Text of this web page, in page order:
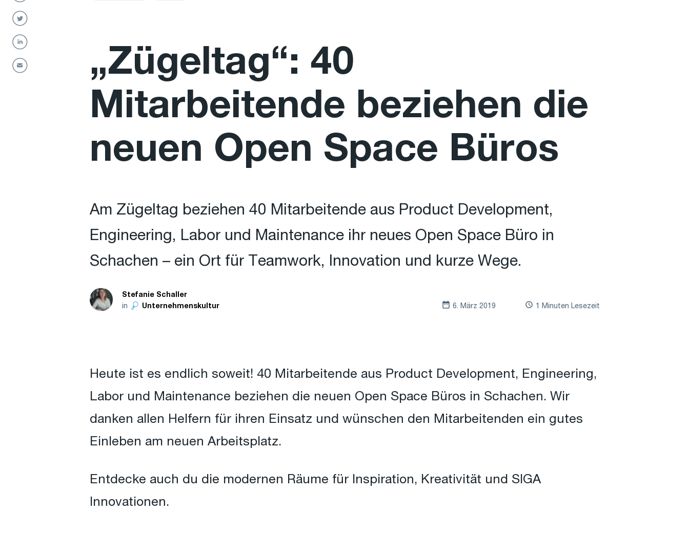
„Zügeltag“: 40
Mitarbeitende beziehen die
neuen Open Space Büros
Am Zügeltag beziehen 40 Mitarbeitende aus Product Development,
Engineering, Labor und Maintenance ihr neues Open Space Büro in
Schachen – ein Ort für Teamwork, Innovation und kurze Wege.
Stefanie Schaller
in Unternehmenskultur 6. März 2019 1 Minuten Lesezeit
Heute ist es endlich soweit! 40 Mitarbeitende aus Product Development, Engineering,
Labor und Maintenance beziehen die neuen Open Space Büros in Schachen. Wir
danken allen Helfern für ihren Einsatz und wünschen den Mitarbeitenden ein gutes
Einleben am neuen Arbeitsplatz.
Entdecke auch du die modernen Räume für Inspiration, Kreativität und SIGA
Innovationen.